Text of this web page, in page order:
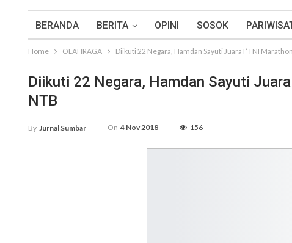
BERANDA BERITA OPINI SOSOK
Home OLAHRAGA Diikuti 22 Negara, Hamdan Sayuti Juara I ‘TNI
Diikuti 22 Negara, Hamdan Sayuti
NTB
By Jurnal Sumbar On 4 Nov 2018 156